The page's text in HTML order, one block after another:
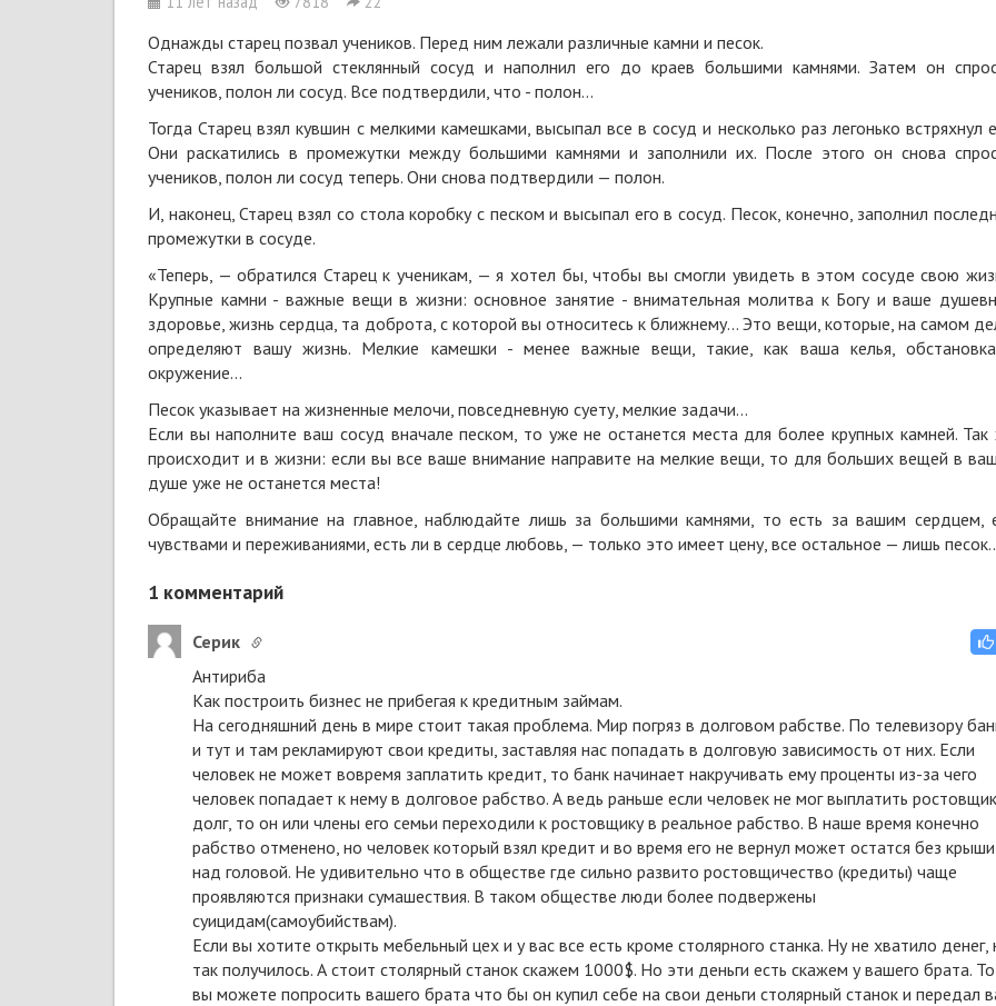
Однажды старец позвал учеников. Перед ним лежали различные камни и песок.
Старец взял большой стеклянный сосуд и наполнил его до краев большими камнями. Затем он
учеников, полон ли сосуд. Все подтвердили, что - полон...
Тогда Старец взял кувшин c мелкими камешками, высыпал все в сосуд и несколько раз легонько встряхнул
Они раскатились в промежутки между большими камнями и заполнили их. После этого он снова
учеников, полон ли сосуд теперь. Они снова подтвердили — полон.
И, наконец, Старец взял со стола коробку c песком и высыпал его в сосуд. Песок, конечно, заполнил
промежутки в сосуде.
«Теперь, — обратился Старец к ученикам, — я хотел бы, чтобы вы смогли увидеть в этом сосуде свою
Крупные камни - важные вещи в жизни: основное занятие - внимательная молитва к Богу и ваше
здоровье, жизнь сердца, та доброта, с которой вы относитесь к ближнему... Это вещи, которые, на самом
определяют вашу жизнь. Мелкие камешки - менее важные вещи, такие, как ваша келья,
окружение...
Песок указывает на жизненные мелочи, повседневную суету, мелкие задачи...
Если вы наполните ваш сосуд вначале песком, то уже не останется места для более крупных камней. Так
происходит и в жизни: если вы все ваше внимание направите на мелкие вещи, то для больших вещей в
душе уже не останется места!
Обращайте внимание на главное, наблюдайте лишь за большими камнями, то есть за вашим сердцем,
чувствами и переживаниями, есть ли в сердце любовь, — только это имеет цену, все остальное — лишь
1 комментарий
Серик
Антириба
Как построить бизнес не прибегая к кредитным займам.
На сегодняшний день в мире стоит такая проблема. Мир погряз в долговом рабстве. По телевизору
и тут и там рекламируют свои кредиты, заставляя нас попадать в долговую зависимость от них. Если
человек не может вовремя заплатить кредит, то банк начинает накручивать ему проценты из-за чего
человек попадает к нему в долговое рабство. А ведь раньше если человек не мог выплатить
долг, то он или члены его семьи переходили к ростовщику в реальное рабство. В наше время конечно
рабство отменено, но человек который взял кредит и во время его не вернул может остатся без крыши
над головой. Не удивительно что в обществе где сильно развито ростовщичество (кредиты) чаще
проявляются признаки сумашествия. В таком обществе люди более подвержены
суицидам(самоубийствам).
Если вы хотите открыть мебельный цех и у вас все есть кроме столярного станка. Ну не хватило денег,
так получилось. А стоит столярный станок скажем 1000$. Но эти деньги есть скажем у вашего брата. То
вы можете попросить вашего брата что бы он купил себе на свои деньги столярный станок и передал